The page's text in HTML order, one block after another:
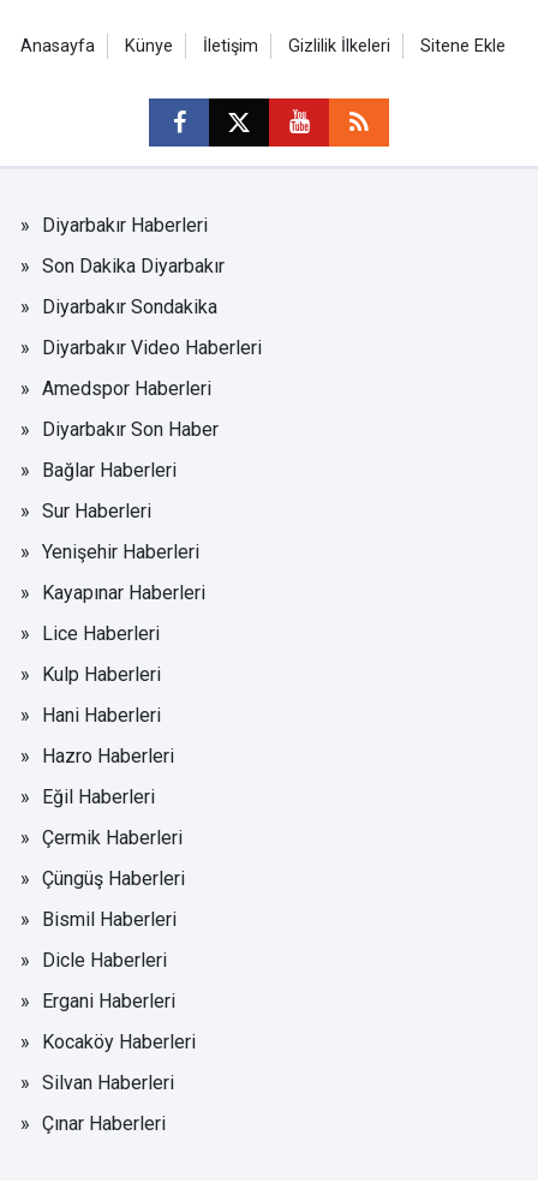
Anasayfa Künye İletişim Gizlilik İlkeleri Sitene Ekle
Diyarbakır Haberleri
Son Dakika Diyarbakır
Diyarbakır Sondakika
Diyarbakır Video Haberleri
Amedspor Haberleri
Diyarbakır Son Haber
Bağlar Haberleri
Sur Haberleri
Yenişehir Haberleri
Kayapınar Haberleri
Lice Haberleri
Kulp Haberleri
Hani Haberleri
Hazro Haberleri
Eğil Haberleri
Çermik Haberleri
Çüngüş Haberleri
Bismil Haberleri
Dicle Haberleri
Ergani Haberleri
Kocaköy Haberleri
Silvan Haberleri
Çınar Haberleri